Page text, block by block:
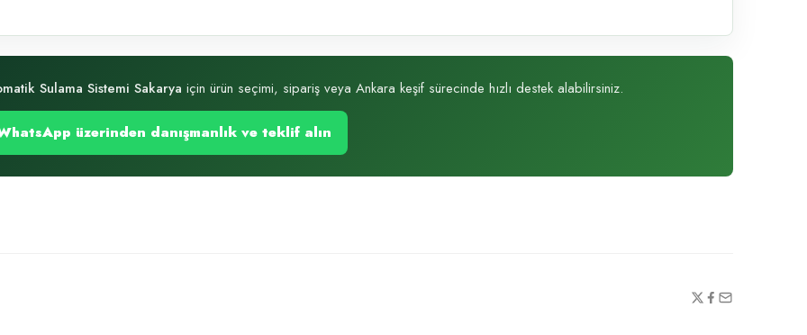
Sulama Sistemi Sakarya için ürün seçimi, sipariş veya Ankara keşif sürecinde hızlı destek alabilirsiniz.
üzerinden danışmanlık ve teklif alın